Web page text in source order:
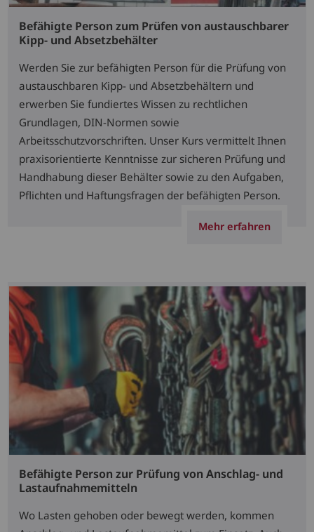
Befähigte Person zum Prüfen von austauschbarer
Kipp- und Absetzbehälter
Werden Sie zur befähigten Person für die Prüfung von
austauschbaren Kipp- und Absetzbehältern und
erwerben Sie fundiertes Wissen zu rechtlichen
Grundlagen, DIN-Normen sowie
Arbeitsschutzvorschriften. Unser Kurs vermittelt Ihnen
praxisorientierte Kenntnisse zur sicheren Prüfung und
Handhabung dieser Behälter sowie zu den Aufgaben,
Pflichten und Haftungsfragen der befähigten Person.
Mehr erfahren
Befähigte Person zur Prüfung von Anschlag- und
Lastaufnahmemitteln
Wo Lasten gehoben oder bewegt werden, kommen